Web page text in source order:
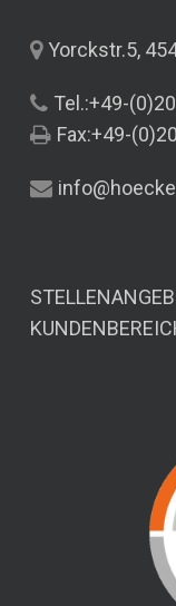
Yorckstr.5,
Tel.:+49-
Fax:+49-